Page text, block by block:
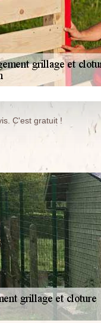
C'est gratuit !